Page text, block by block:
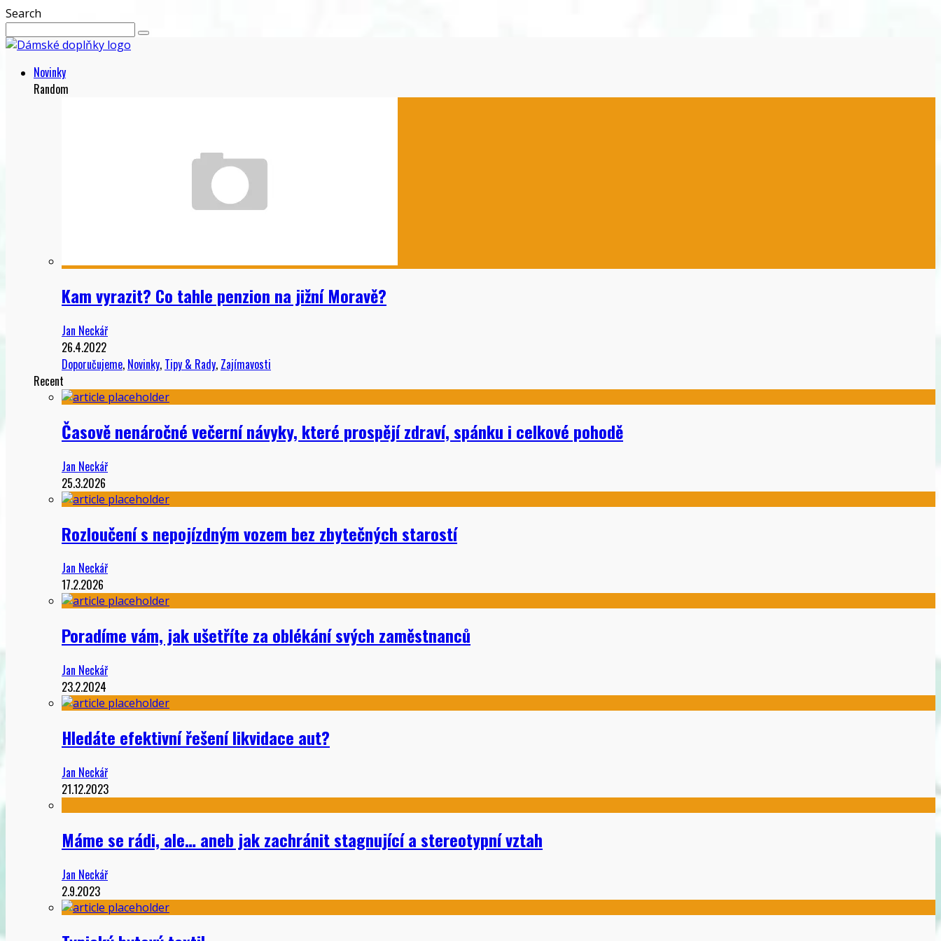
Search
Novinky
Random
Kam vyrazit? Co tahle penzion na jižní Moravě?
Jan Neckář
26.4.2022
Doporučujeme, Novinky, Tipy & Rady, Zajímavosti
Recent
Časově nenáročné večerní návyky, které prospějí zdraví, spánku i celkové pohodě
Jan Neckář
25.3.2026
Rozloučení s nepojízdným vozem bez zbytečných starostí
Jan Neckář
17.2.2026
Poradíme vám, jak ušetříte za oblékání svých zaměstnanců
Jan Neckář
23.2.2024
Hledáte efektivní řešení likvidace aut?
Jan Neckář
21.12.2023
Máme se rádi, ale… aneb jak zachránit stagnující a stereotypní vztah
Jan Neckář
2.9.2023